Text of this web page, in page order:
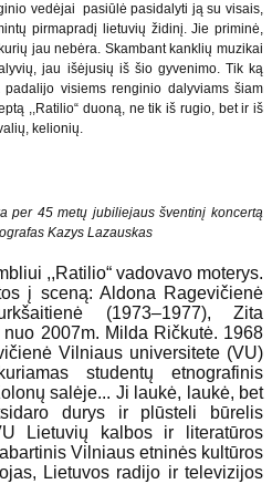
vedėjai pasiūlė pasidalyti ją su visais,
pirmapradį lietuvių židinį. Jie priminė,
jau nebėra. Skambant kanklių muzikai
jau išėjusių iš šio gyvenimo. Tik ką
visiems renginio dalyviams šiam
,,Ratilio“ duoną, ne tik iš rugio, bet ir iš
kelionių.
per 45 metų jubiliejaus šventinį koncertą
Kazys Lazauskas
,,Ratilio“ vadovavo moterys.
į sceną: Aldona Ragevičienė
(1973–1977), Zita
2007m. Milda Ričkutė. 1968
Vilniaus universitete (VU)
studentų etnografinis
salėje... Ji laukė, laukė, bet
durys ir plūsteli būrelis
Lietuvių kalbos ir literatūros
Vilniaus etninės kultūros
Lietuvos radijo ir televizijos